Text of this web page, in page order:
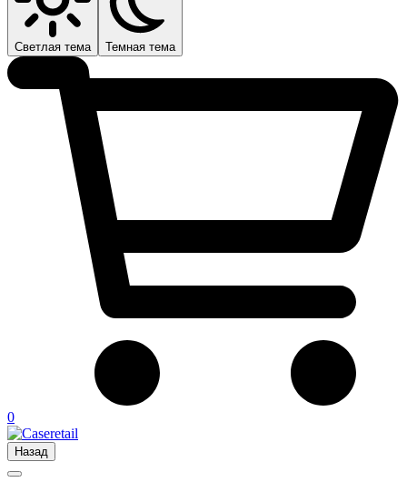
Светлая тема Темная тема
0
Назад